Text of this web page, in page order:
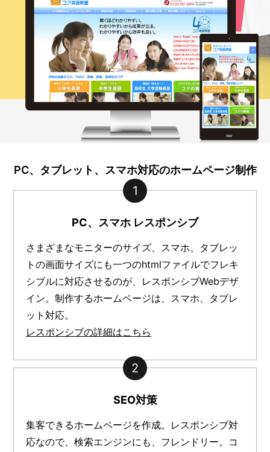
PC、タブレット、スマホ対応のホームページ制作
1
PC、スマホ レスポンシブ
さまざまなモニターのサイズ、スマホ、タブレッ
トの画面サイズにも一つのhtmlファイルでフレキ
シブルに対応させるのが、レスポンシブWebデザ
イン。制作するホームページは、スマホ、タブレ
ット対応。
レスポンシブの詳細はこちら
2
SEO対策
集客できるホームページを作成。レスポンシブ対
応なので、検索エンジンにも、フレンドリー。コ